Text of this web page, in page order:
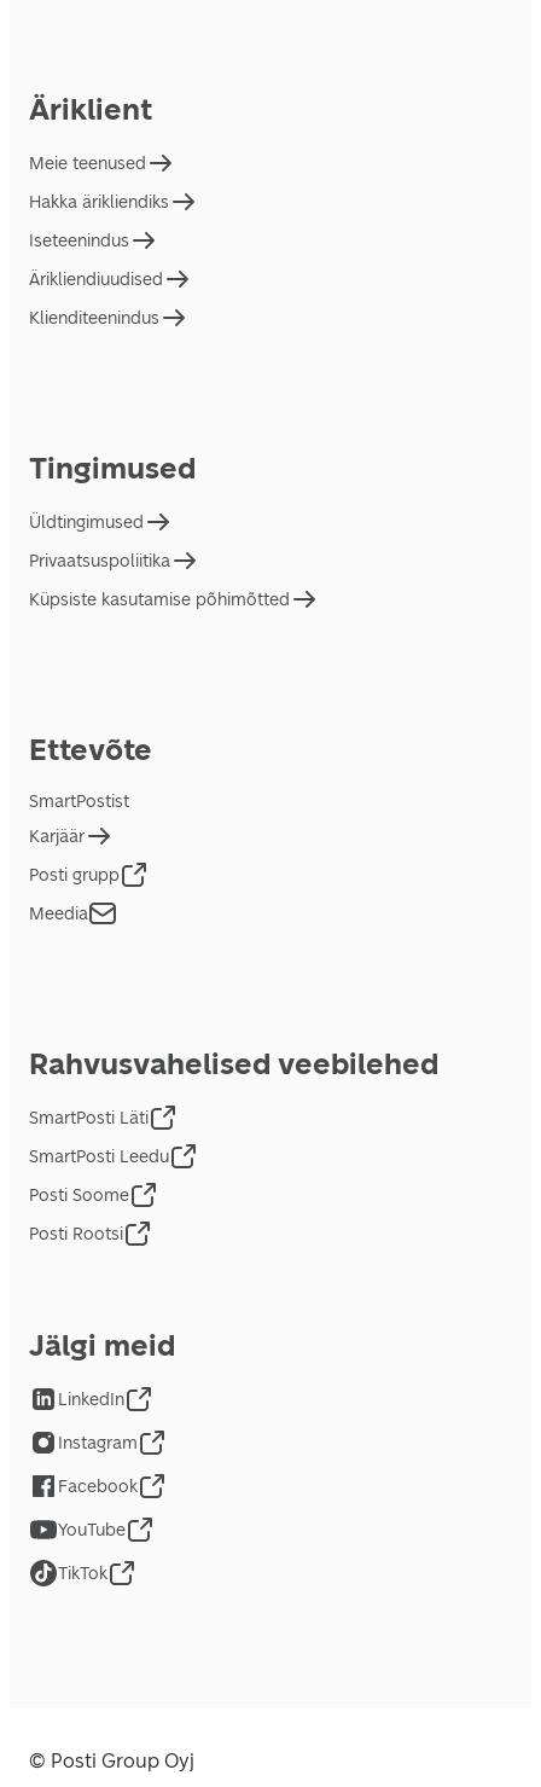
Äriklient
Meie teenused
Hakka ärikliendiks
Iseteenindus
Ärikliendiuudised
Klienditeenindus
Tingimused
Üldtingimused
Privaatsuspoliitika
Küpsiste kasutamise põhimõtted
Ettevõte
SmartPostist
Karjäär
Posti grupp
Meedia
Rahvusvahelised veebilehed
SmartPosti Läti
SmartPosti Leedu
Posti Soome
Posti Rootsi
Jälgi meid
LinkedIn
Instagram
Facebook
YouTube
TikTok
© Posti Group Oyj